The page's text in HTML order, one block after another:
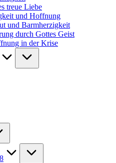
treue Liebe
und Hoffnung
und Barmherzigkeit
durch Gottes Geist
in der Krise